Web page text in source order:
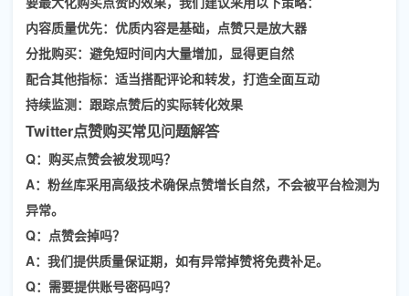
内容质量优先：优质内容是基础，点赞只是放大器
分批购买：避免短时间内大量增加，显得更自然
配合其他指标：适当搭配评论和转发，打造全面互动
持续监测：跟踪点赞后的实际转化效果
Twitter点赞购买常见问题解答
Q：购买点赞会被发现吗？
A：粉丝库采用高级技术确保点赞增长自然，不会被平台检测为
异常。
Q：点赞会掉吗？
A：我们提供质量保证期，如有异常掉赞将免费补足。
Q：需要提供账号密码吗？